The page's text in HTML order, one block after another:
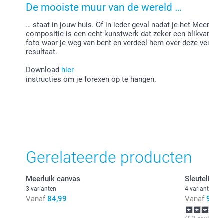
De mooiste muur van de wereld …
… staat in jouw huis. Of in ieder geval nadat je het
compositie is een echt kunstwerk dat zeker een
foto waar je weg van bent en verdeel hem over deze
resultaat.
Download hier
instructies om je forexen op te hangen.
Gerelateerde producten
Meerluik canvas
3 varianten
Vanaf 84,99
4
Vanaf